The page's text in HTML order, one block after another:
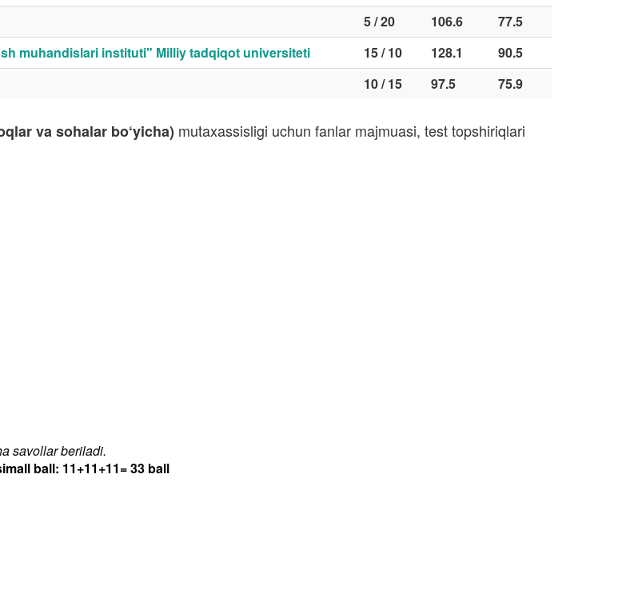
5 / 20 106.6
77.5
muhandislari instituti" Milliy tadqiqot universiteti
15 / 10 128.1
90.5
10 / 15 97.5 75.9
va sohalar bo‘yicha) mutaxassisligi uchun fanlar majmuasi, test topshiriqlari
savollar beriladi.
ball: 11+11+11= 33 ball